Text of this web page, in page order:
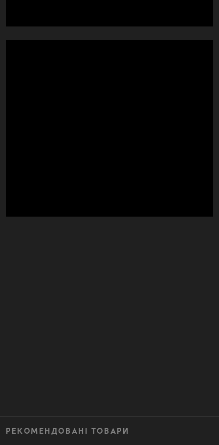
РЕКОМЕНДОВАНІ ТОВАРИ